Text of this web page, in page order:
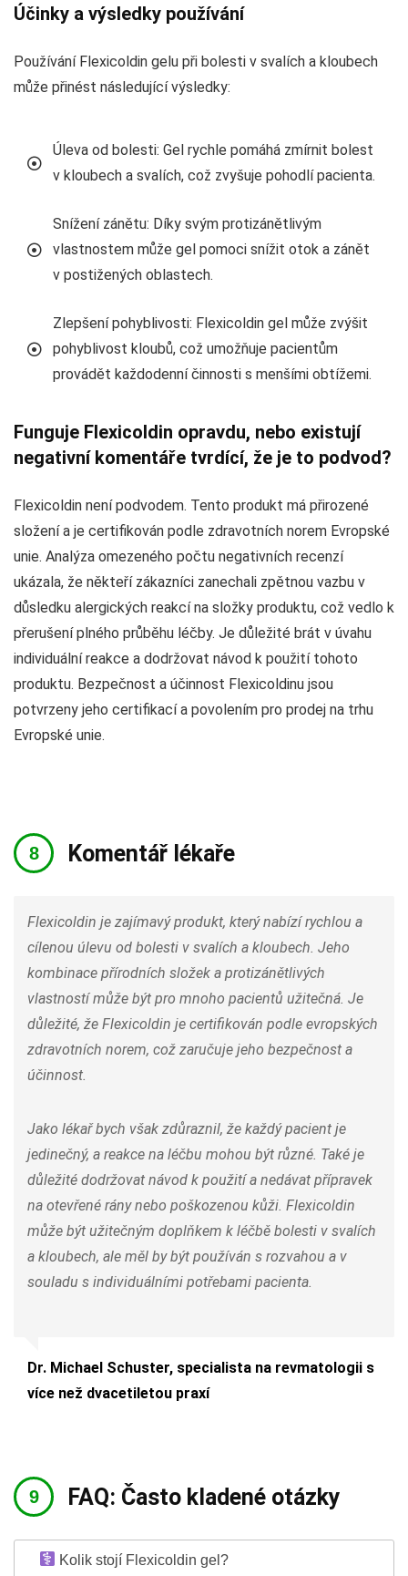
Účinky a výsledky používání
Používání Flexicoldin gelu při bolesti v svalích a kloubech
může přinést následující výsledky:
Úleva od bolesti: Gel rychle pomáhá zmírnit bolest
v kloubech a svalích, což zvyšuje pohodlí pacienta.
Snížení zánětu: Díky svým protizánětlivým
vlastnostem může gel pomoci snížit otok a zánět
v postižených oblastech.
Zlepšení pohyblivosti: Flexicoldin gel může zvýšit
pohyblivost kloubů, což umožňuje pacientům
provádět každodenní činnosti s menšími obtížemi.
Funguje Flexicoldin opravdu, nebo existují
negativní komentáře tvrdící, že je to podvod?
Flexicoldin není podvodem. Tento produkt má přirozené
složení a je certifikován podle zdravotních norem Evropské
unie. Analýza omezeného počtu negativních recenzí
ukázala, že někteří zákazníci zanechali zpětnou vazbu v
důsledku alergických reakcí na složky produktu, což vedlo k
přerušení plného průběhu léčby. Je důležité brát v úvahu
individuální reakce a dodržovat návod k použití tohoto
produktu. Bezpečnost a účinnost Flexicoldinu jsou
potvrzeny jeho certifikací a povolením pro prodej na trhu
Evropské unie.
Komentář lékaře
Flexicoldin je zajímavý produkt, který nabízí rychlou a
cílenou úlevu od bolesti v svalích a kloubech. Jeho
kombinace přírodních složek a protizánětlivých
vlastností může být pro mnoho pacientů užitečná. Je
důležité, že Flexicoldin je certifikován podle evropských
zdravotních norem, což zaručuje jeho bezpečnost a
účinnost.
Jako lékař bych však zdůraznil, že každý pacient je
jedinečný, a reakce na léčbu mohou být různé. Také je
důležité dodržovat návod k použití a nedávat přípravek
na otevřené rány nebo poškozenou kůži. Flexicoldin
může být užitečným doplňkem k léčbě bolesti v svalích
a kloubech, ale měl by být používán s rozvahou a v
souladu s individuálními potřebami pacienta.
Dr. Michael Schuster, specialista na revmatologii s
více než dvacetiletou praxí
FAQ: Často kladené otázky
Kolik stojí Flexicoldin gel?